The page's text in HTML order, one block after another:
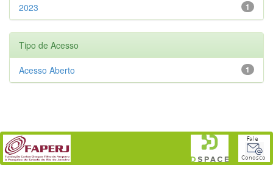
1
2023
Tipo de Acesso
1
Acesso Aberto